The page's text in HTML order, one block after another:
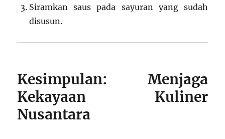
Siramkan saus pada sayuran yang sudah
disusun.
Kesimpulan: Menjaga
Kekayaan Kuliner
Nusantara